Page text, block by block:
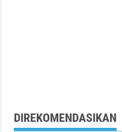
DIREKOMENDASIKAN